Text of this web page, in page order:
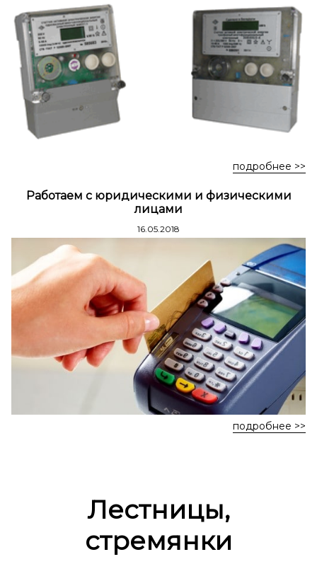
Стремянки стальные
Стремянки двухсторонние стальные
подробнее >>
Работаем с юридическими и физическими
лицами
16.05.2018
подробнее >>
Лестницы,
стремянки